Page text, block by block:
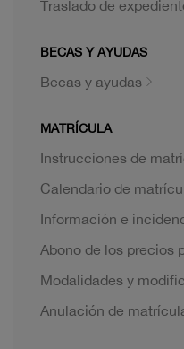
Traslado de
BECAS Y AYUDAS
Becas y ayudas
MATRÍCULA
Instrucciones de
Calendario de
Información e
Abono de los precios
Modalidades y
Anulación de